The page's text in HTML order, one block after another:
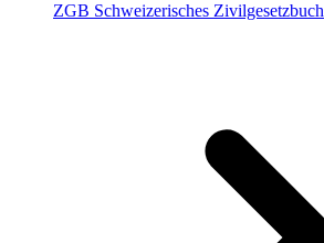
ZGB Schweizerisches Zivilgesetzbuch